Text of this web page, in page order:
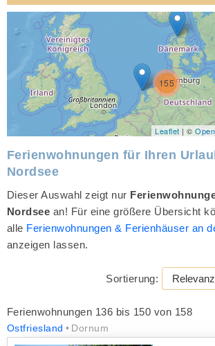
155
Leaflet | ©
Ferienwohnungen für Ihren
Nordsee
Dieser Auswahl zeigt nur
Nordsee an! Für eine größere Übersicht
alle Ferienwohnungen & Ferienhäuser an
anzeigen lassen.
Sortierung:
Ferienwohnungen 136 bis 150 von 158
Ostfriesland Dornum